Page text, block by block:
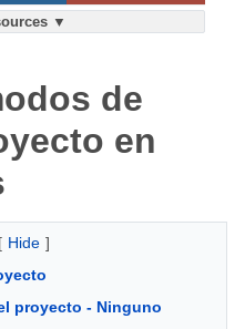
▼
de
en
[ Hide ]
proyecto - Ninguno